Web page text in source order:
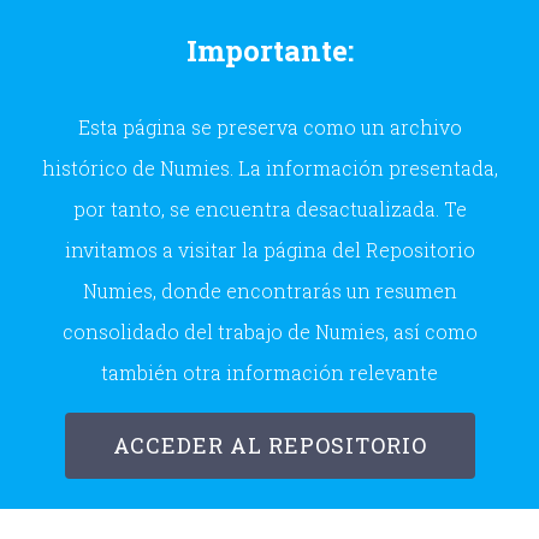
Importante:
Esta página se preserva como un archivo
histórico de Numies. La información presentada,
por tanto, se encuentra desactualizada. Te
invitamos a visitar la página del Repositorio
Numies, donde encontrarás un resumen
consolidado del trabajo de Numies, así como
también otra información relevante
ACCEDER AL REPOSITORIO